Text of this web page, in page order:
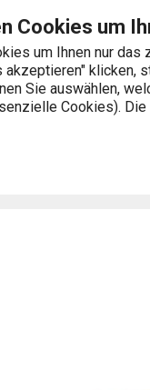
Cookies um
um Ihnen nur das
akzeptieren" klicken,
Sie auswählen,
Cookies).
+436
Mo-Fr